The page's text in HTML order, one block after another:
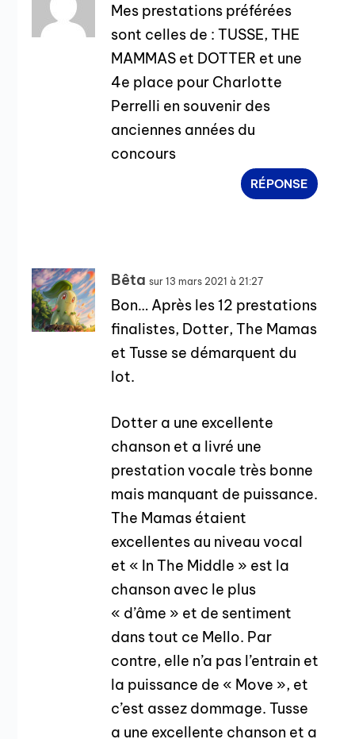
Mes prestations préférées
sont celles de : TUSSE, THE
MAMMAS et DOTTER et une
4e place pour Charlotte
Perrelli en souvenir des
anciennes années du
concours
RÉPONSE
Bêta sur 13 mars 2021 à 21:27
Bon… Après les 12 prestations
finalistes, Dotter, The Mamas
et Tusse se démarquent du
lot.
Dotter a une excellente
chanson et a livré une
prestation vocale très bonne
mais manquant de puissance.
The Mamas étaient
excellentes au niveau vocal
et « In The Middle » est la
chanson avec le plus
« d’âme » et de sentiment
dans tout ce Mello. Par
contre, elle n’a pas l’entrain et
la puissance de « Move », et
c’est assez dommage. Tusse
a une excellente chanson et a